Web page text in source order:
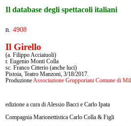
Il database degli spettacoli italiani
n. 4908
Il Girello
(a. Filippo Acciaiuoli)
r. Eugenio Monti Colla
sc. Franco Citterio (anche luci)
Pistoia, Teatro Manzoni, 3/18/2017.
ProduzioneAssociazione Grupporiani Comune di
edizione a cura di Alessio Bacci e Carlo Ipata
Compagnia Marionettistica Carlo Colla & Figli